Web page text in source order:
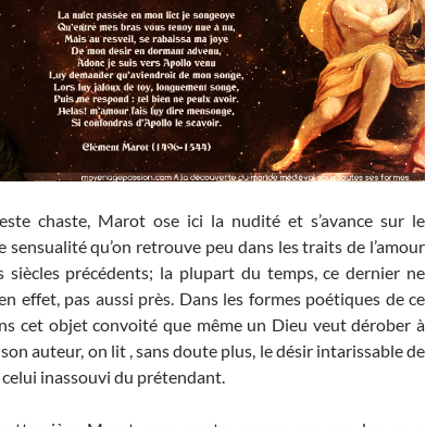
chaste, Marot ose ici la nudité et s’avance sur le
sensualité qu’on retrouve peu dans les traits de l’amour
siècles précédents; la plupart du temps, ce dernier ne
effet, pas aussi près. Dans les formes poétiques de ce
cet objet convoité que même un Dieu veut dérober à
son auteur, on lit , sans doute plus, le désir intarissable de
celui inassouvi du prétendant.